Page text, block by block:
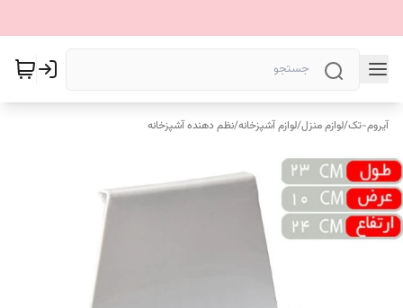
آیروم-تک/لوازم منزل/لوازم آشپزخانه/نظم دهنده آشپزخانه